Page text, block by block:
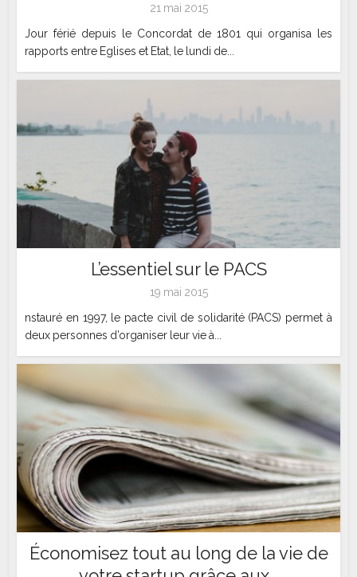
21 mai 2015
Jour férié depuis le Concordat de 1801 qui organisa les
rapports entre Eglises et Etat, le lundi de...
L’essentiel sur le PACS
19 mai 2015
nstauré en 1997, le pacte civil de solidarité (PACS) permet à
deux personnes d’organiser leur vie à...
Économisez tout au long de la vie de